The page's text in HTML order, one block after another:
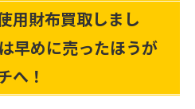
用財布買取しまし
早めに売ったほうが
へ！